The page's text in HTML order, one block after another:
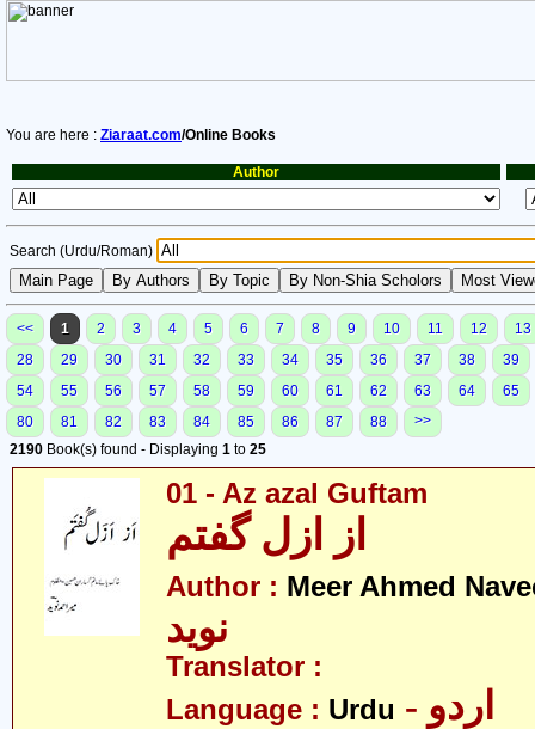
You are here : Ziaraat.com/Online Books
Author
Search (Urdu/Roman)
<< 1 2 3 4 5 6 7 8 9 10 11 12
13
28
29 30 31 32 33 34 35 36 37 38
39
54
55 56 57 58 59 60 61 62 63 64
65
80
81 82 83 84 85 86 87 88
>>
2190 Book(s) found - Displaying 1 to 25
01 - Az azal Guftam
از ازل گفتم
Author : Meer Ahmed
نوید
Translator :
Language : Urdu - اردو